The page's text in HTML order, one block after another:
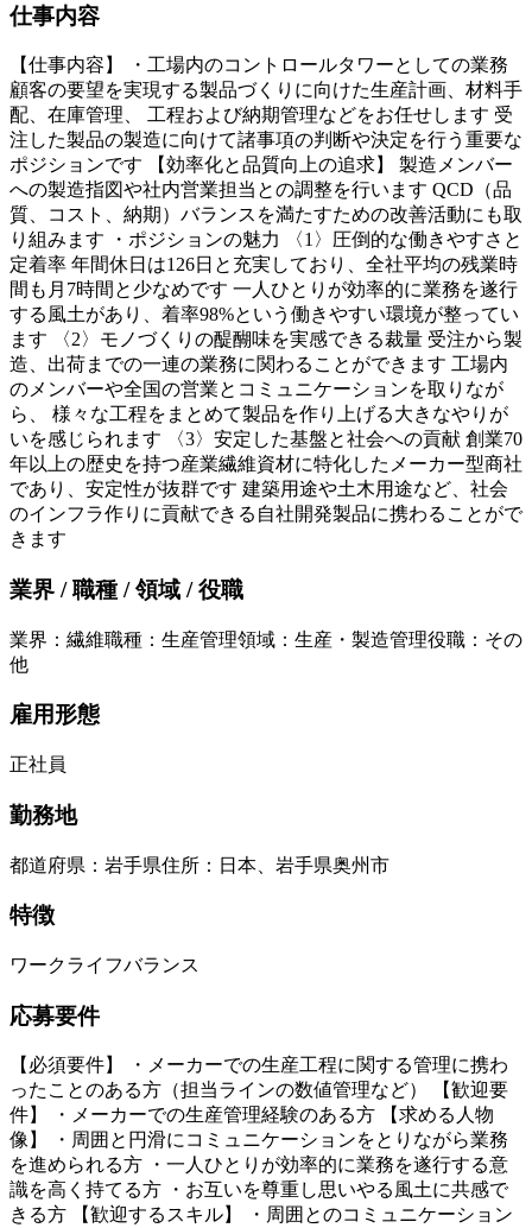
仕事内容
【仕事内容】 ・工場内のコントロールタワーとしての業務
顧客の要望を実現する製品づくりに向けた生産計画、材料手
配、在庫管理、 工程および納期管理などをお任せします 受
注した製品の製造に向けて諸事項の判断や決定を行う重要な
ポジションです 【効率化と品質向上の追求】 製造メンバー
への製造指図や社内営業担当との調整を行います QCD（品
質、コスト、納期）バランスを満たすための改善活動にも取
り組みます ・ポジションの魅力 〈1〉圧倒的な働きやすさと
定着率 年間休日は126日と充実しており、全社平均の残業時
間も月7時間と少なめです 一人ひとりが効率的に業務を遂行
する風土があり、着率98%という働きやすい環境が整ってい
ます 〈2〉モノづくりの醍醐味を実感できる裁量 受注から製
造、出荷までの一連の業務に関わることができます 工場内
のメンバーや全国の営業とコミュニケーションを取りなが
ら、 様々な工程をまとめて製品を作り上げる大きなやりが
いを感じられます 〈3〉安定した基盤と社会への貢献 創業70
年以上の歴史を持つ産業繊維資材に特化したメーカー型商社
であり、安定性が抜群です 建築用途や土木用途など、社会
のインフラ作りに貢献できる自社開発製品に携わることがで
きます
業界 / 職種 / 領域 / 役職
業界 ： 繊維職種 ： 生産管理領域 ： 生産・製造管理役職 ： その
他
雇用形態
正社員
勤務地
都道府県 ： 岩手県住所 ： 日本、岩手県奥州市
特徴
ワークライフバランス
応募要件
【必須要件】 ・メーカーでの生産工程に関する管理に携わ
ったことのある方（担当ラインの数値管理など） 【歓迎要
件】 ・メーカーでの生産管理経験のある方 【求める人物
像】 ・周囲と円滑にコミュニケーションをとりながら業務
を進められる方 ・一人ひとりが効率的に業務を遂行する意
識を高く持てる方 ・お互いを尊重し思いやる風土に共感で
きる方 【歓迎するスキル】 ・周囲とのコミュニケーション